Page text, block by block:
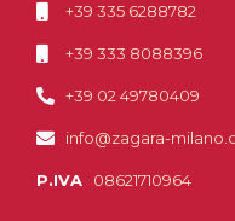
+39 335 6288782
+39 333 8088396
+39 02 49780409
info@zagara-
P.IVA 08621710964